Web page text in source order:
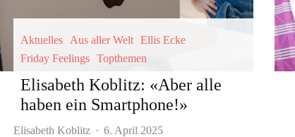
Aktuelles Aus aller Welt Ellis Ecke
Friday Feelings Topthemen
Elisabeth Koblitz: «Aber alle
haben ein Smartphone!»
Elisabeth Koblitz · 6. April 2025